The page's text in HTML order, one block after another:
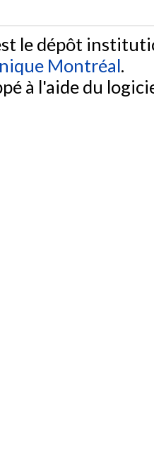
le dépôt
Montréal.
à l'aide du